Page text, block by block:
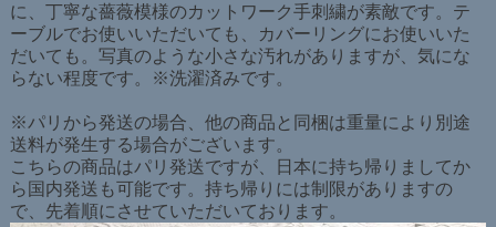
に、丁寧な薔薇模様のカットワーク手刺繍が素敵です。テ
ーブルでお使いいただいても、カバーリングにお使いいた
だいても。写真のような小さな汚れがありますが、気にな
らない程度です。※洗濯済みです。
※パリから発送の場合、他の商品と同梱は重量により別途
送料が発生する場合がございます。
こちらの商品はパリ発送ですが、日本に持ち帰りましてか
ら国内発送も可能です。持ち帰りには制限がありますの
で、先着順にさせていただいております。